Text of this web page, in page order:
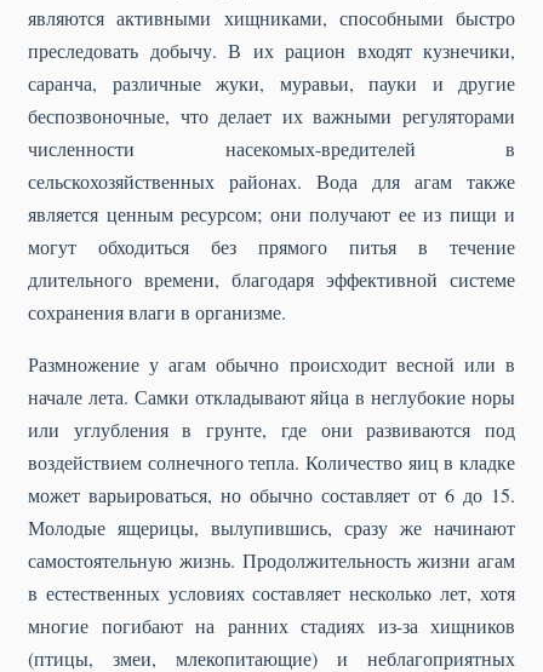
являются активными хищниками, способными быстро
преследовать добычу. В их рацион входят кузнечики,
саранча, различные жуки, муравьи, пауки и другие
беспозвоночные, что делает их важными регуляторами
численности насекомых-вредителей в
сельскохозяйственных районах. Вода для агам также
является ценным ресурсом; они получают ее из пищи и
могут обходиться без прямого питья в течение
длительного времени, благодаря эффективной системе
сохранения влаги в организме.
Размножение у агам обычно происходит весной или в
начале лета. Самки откладывают яйца в неглубокие норы
или углубления в грунте, где они развиваются под
воздействием солнечного тепла. Количество яиц в кладке
может варьироваться, но обычно составляет от 6 до 15.
Молодые ящерицы, вылупившись, сразу же начинают
самостоятельную жизнь. Продолжительность жизни агам
в естественных условиях составляет несколько лет, хотя
многие погибают на ранних стадиях из-за хищников
(птицы, змеи, млекопитающие) и неблагоприятных